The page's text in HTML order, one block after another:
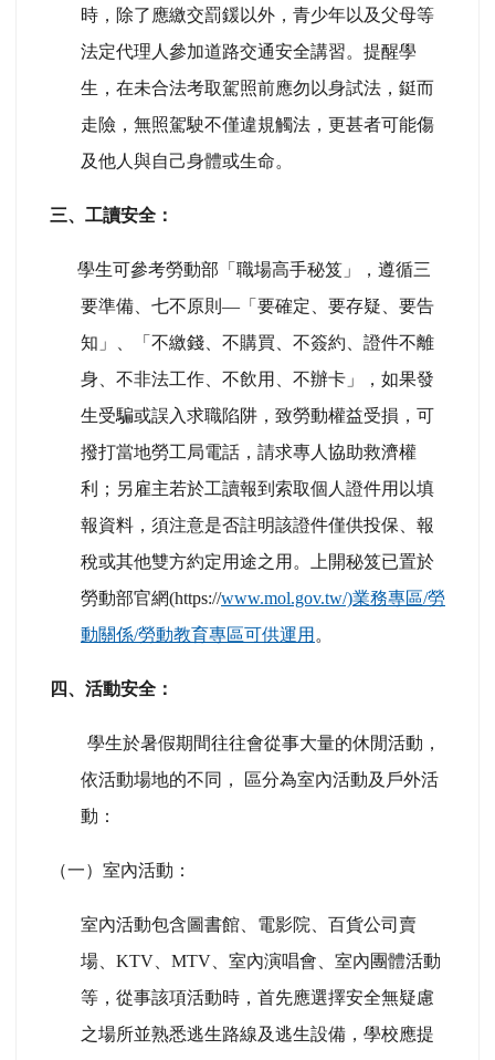
時，除了應繳交罰鍰以外，青少年以及父母等
法定代理人參加道路交通安全講習。提醒學
生，在未合法考取駕照前應勿以身試法，鋌而
走險，無照駕駛不僅違規觸法，更甚者可能傷
及他人與自己身體或生命。
三、工讀安全：
學生可參考勞動部「職場高手秘笈」，遵循三
要準備、七不原則—「要確定、要存疑、要告
知」、「不繳錢、不購買、不簽約、證件不離
身、不非法工作、不飲用、不辦卡」，如果發
生受騙或誤入求職陷阱，致勞動權益受損，可
撥打當地勞工局電話，請求專人協助救濟權
利；另雇主若於工讀報到索取個人證件用以填
報資料，須注意是否註明該證件僅供投保、報
稅或其他雙方約定用途之用。上開秘笈已置於
勞動部官網(https://www.mol.gov.tw/)業務專區/勞
動關係/勞動教育專區可供運用 。
四、活動安全：
學生於暑假期間往往會從事大量的休閒活動，
依活動場地的不同， 區分為室內活動及戶外活
動：
（一）室內活動：
室內活動包含圖書館、電影院、百貨公司賣
場、KTV、MTV、室內演唱會、室內團體活動
等，從事該項活動時，首先應選擇安全無疑慮
之場所並熟悉逃生路線及逃生設備，學校應提